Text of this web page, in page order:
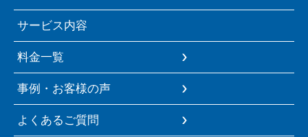
サービス内容
料金一覧
事例・お客様の声
よくあるご質問